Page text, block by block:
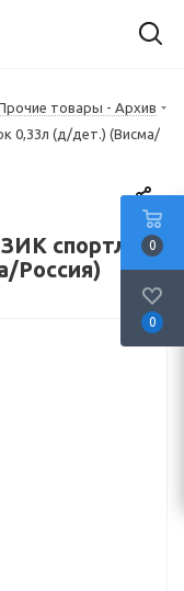
товары - Архив
0,33л (д/дет.) (Висма/
спортлок
Россия)
0
0